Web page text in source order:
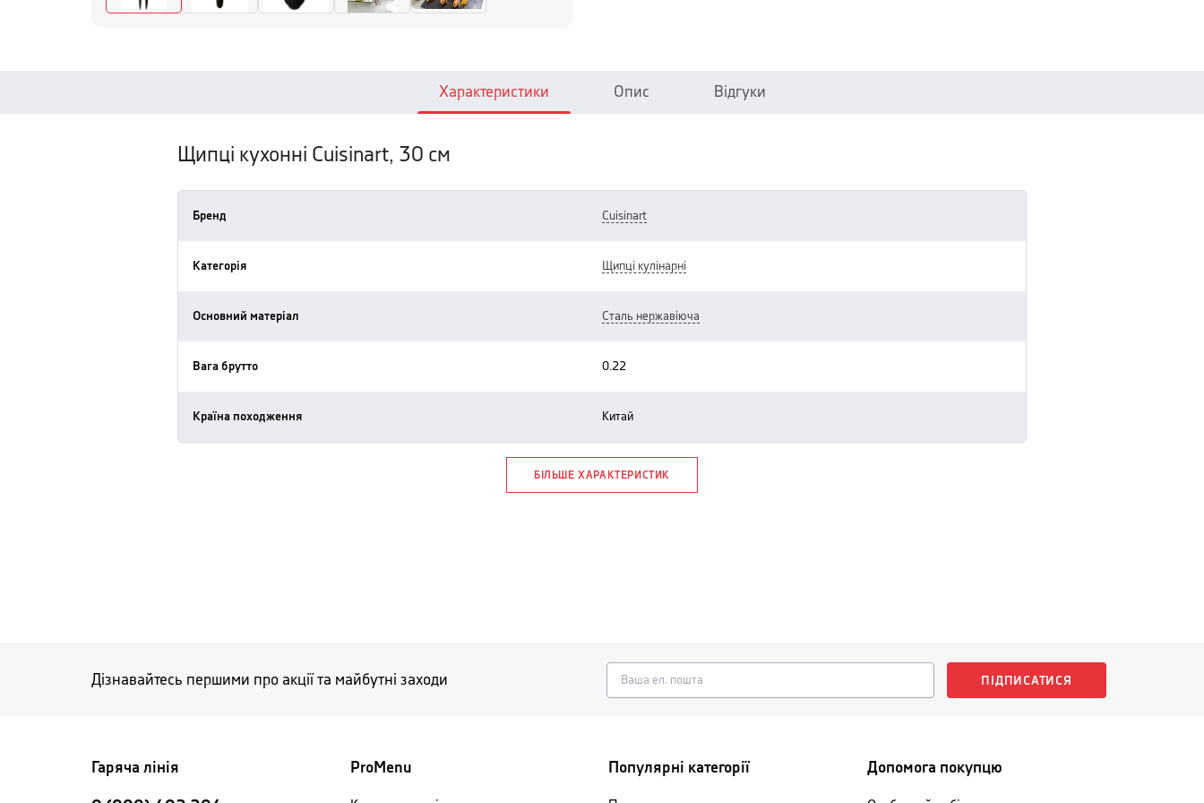
Характеристики Опис Відгуки
Щипці кухонні Cuisinart, 30 см
Бренд cuisinart
Категорія щипці кулінарні
Основний матеріал сталь нержавіюча
Вага брутто 0.22
Країна походження китай
БІЛЬШЕ ХАРАКТЕРИСТИК
Дізнавайтесь першими про акції та майбутні заходи ПІДПИСАТИСЯ
Гаряча лінія ProMenu Популярні категорії Допомога покупцю